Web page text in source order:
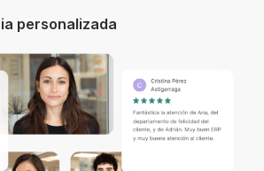
personalizada